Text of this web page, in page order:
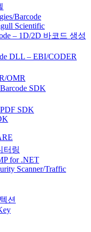
Barcode
Scientific
– 1D/2D 바코드 생성
DLL – EBI/CODER
OMR
SDK
SDK
터링
for .NET
Scanner/Traffic
션